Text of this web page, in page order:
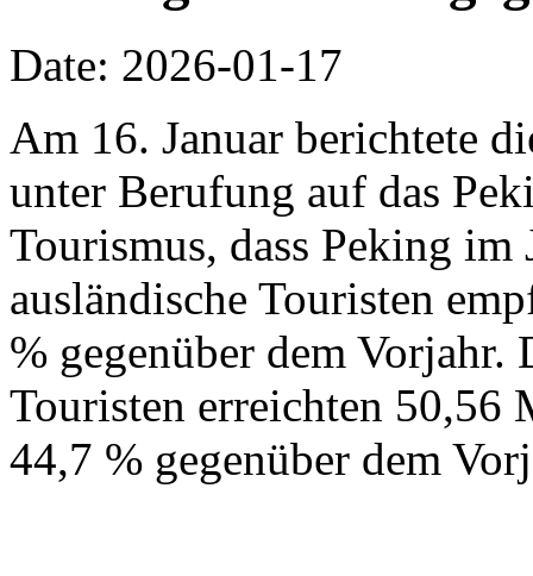
Date: 2026-01-17
Am 16. Januar berichtete
unter Berufung auf das
Tourismus, dass Peking
ausländische Touristen
% gegenüber dem Vorjahr.
Touristen erreichten 50,56
44,7 % gegenüber dem